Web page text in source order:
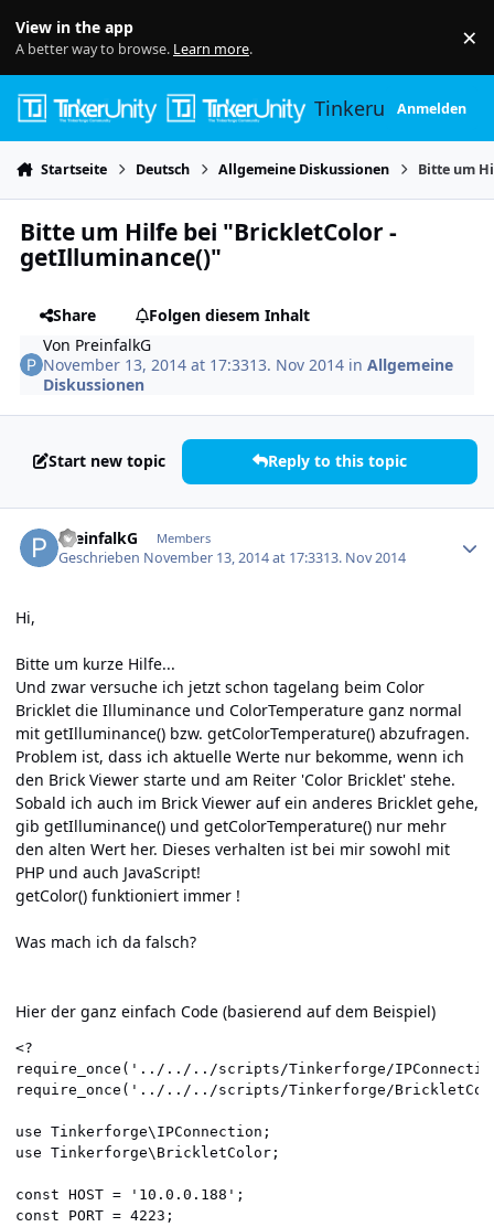
View in the app
A better way to browse. Learn more. ×
TinkerunityAnmelden
Startseite Deutsch Allgemeine Diskussionen Bitte um
Bitte um Hilfe bei "BrickletColor -
getIlluminance()"
Share
Folgen diesem Inhalt
Von PreinfalkG
November 13, 2014 at 17:3313. Nov 2014 inAllgemeine
Diskussionen
Start new topic Reply to this topic
PreinfalkG Members
Geschrieben November 13, 2014 at 17:3313. Nov 2014
Hi,
Bitte um kurze Hilfe...
Und zwar versuche ich jetzt schon tagelang beim Color
Bricklet die Illuminance und ColorTemperature ganz normal
mit getIlluminance() bzw. getColorTemperature() abzufragen.
Problem ist, dass ich aktuelle Werte nur bekomme, wenn ich
den Brick Viewer starte und am Reiter 'Color Bricklet' stehe.
Sobald ich auch im Brick Viewer auf ein anderes Bricklet gehe,
gib getIlluminance() und getColorTemperature() nur mehr
den alten Wert her. Dieses verhalten ist bei mir sowohl mit
PHP und auch JavaScript!
getColor() funktioniert immer !
Was mach ich da falsch?
Hier der ganz einfach Code (basierend auf dem Beispiel)
<?
require_once('../../../scripts/Tinkerforge/
require_once('../../../scripts/Tinkerforge/
use Tinkerforge\IPConnection;
use Tinkerforge\BrickletColor;
const HOST = '10.0.0.188';
const PORT = 4223;